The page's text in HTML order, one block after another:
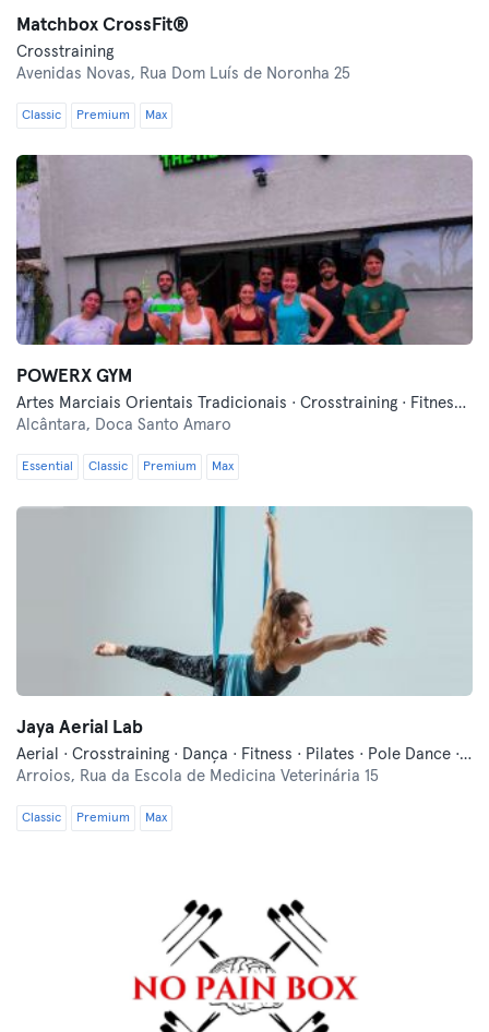
Matchbox CrossFit®
Crosstraining
Avenidas Novas, Rua Dom Luís de Noronha 25
Classic Premium Max
POWERX GYM
Artes Marciais Orientais Tradicionais · Crosstraining · Fitness · Hyrox · Yoga
Alcântara, Doca Santo Amaro
Essential Classic Premium Max
Jaya Aerial Lab
Aerial · Crosstraining · Dança · Fitness · Pilates · Pole Dance · Treinos Funcionais · Yoga
Arroios, Rua da Escola de Medicina Veterinária 15
Classic Premium Max